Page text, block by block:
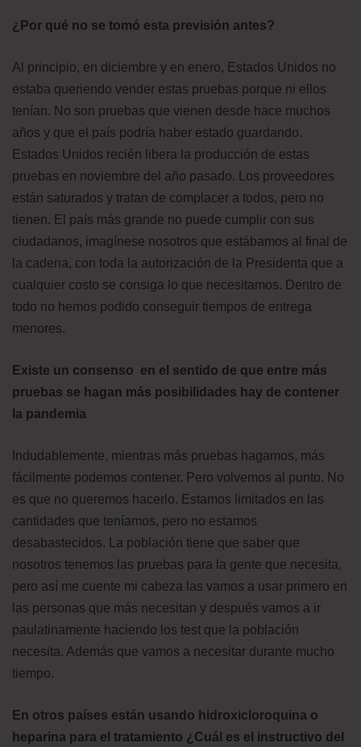
¿Por qué no se tomó esta previsión antes?
Al principio, en diciembre y en enero, Estados Unidos no
estaba queriendo vender estas pruebas porque ni ellos
tenían. No son pruebas que vienen desde hace muchos
años y que el país podría haber estado guardando.
Estados Unidos recién libera la producción de estas
pruebas en noviembre del año pasado. Los proveedores
están saturados y tratan de complacer a todos, pero no
tienen. El país más grande no puede cumplir con sus
ciudadanos, imagínese nosotros que estábamos al final de
la cadena, con toda la autorización de la Presidenta que a
cualquier costo se consiga lo que necesitamos. Dentro de
todo no hemos podido conseguir tiempos de entrega
menores.
Existe un consenso en el sentido de que entre más
pruebas se hagan más posibilidades hay de contener
la pandemia
Indudablemente, mientras más pruebas hagamos, más
fácilmente podemos contener. Pero volvemos al punto. No
es que no queremos hacerlo. Estamos limitados en las
cantidades que teníamos, pero no estamos
desabastecidos. La población tiene que saber que
nosotros tenemos las pruebas para la gente que necesita,
pero así me cuente mi cabeza las vamos a usar primero en
las personas que más necesitan y después vamos a ir
paulatinamente haciendo los test que la población
necesita. Además que vamos a necesitar durante mucho
tiempo.
En otros países están usando hidroxicloroquina o
heparina para el tratamiento ¿Cuál es el instructivo del